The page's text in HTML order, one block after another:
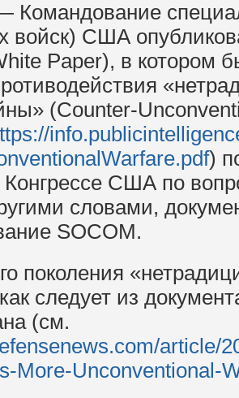
Командование
войск) США
Paper), в котором
(Counter-
)
США по
словами,
SOCOM.
поколения
следует из
(см.
article/
More-Unconventional-